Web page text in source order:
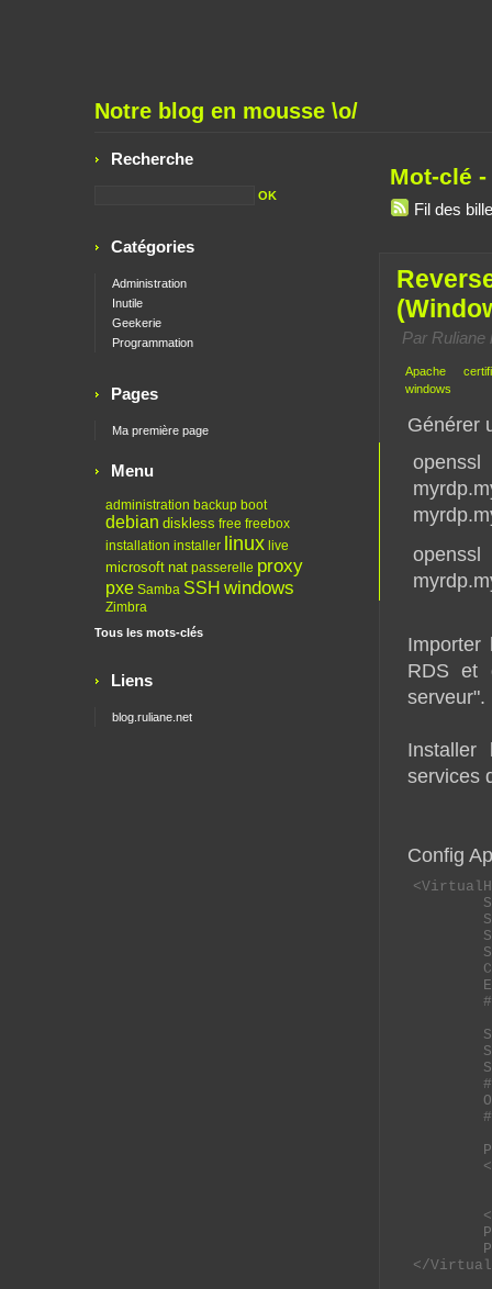
Notre blog en mousse \o/
Mot-clé
Fil des
Par Ruliane
Apache
windows
Générer
Importer
RDS et
serveur".
services
Config
</
Recherche
Catégories
Administration
Inutile
Geekerie
Programmation
Pages
Ma première page
Menu
administration backup boot
debian diskless free freebox
installation installer linux live
microsoft nat passerelle proxy
pxe Samba SSH windows
Zimbra
Tous les mots-clés
Liens
blog.ruliane.net